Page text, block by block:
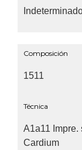
Composición
1511
Técnica
A1a11 Impre.
Cardium